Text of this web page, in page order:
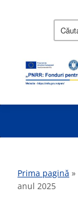
Prima pagină »
anul 2025